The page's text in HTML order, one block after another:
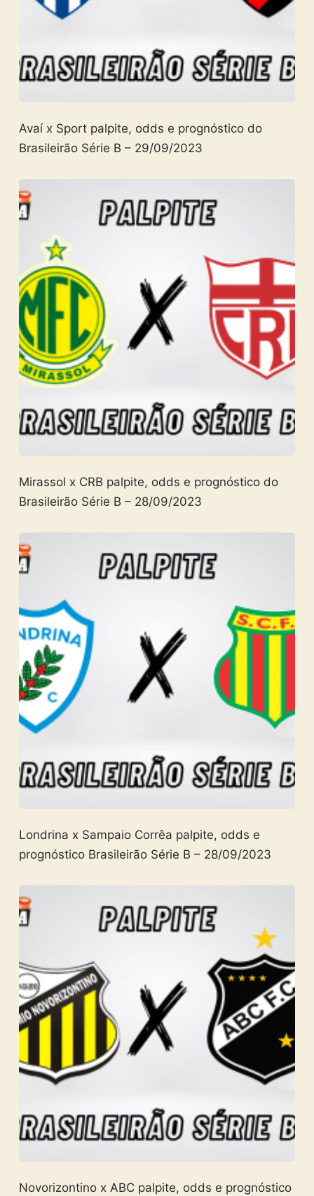
Avaí x Sport palpite, odds e prognóstico do
Brasileirão Série B – 29/09/2023
Mirassol x CRB palpite, odds e prognóstico do
Brasileirão Série B – 28/09/2023
Londrina x Sampaio Corrêa palpite, odds e
prognóstico Brasileirão Série B – 28/09/2023
Novorizontino x ABC palpite, odds e prognóstico